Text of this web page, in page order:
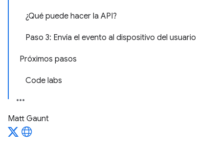
¿Qué puede hacer la API?
Paso 3: Envía el evento al dispositivo del usuario
Próximos pasos
Code labs
Matt Gaunt